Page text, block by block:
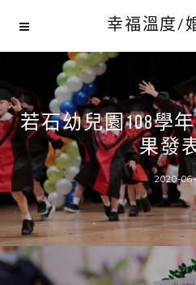
幸福溫度/
若石幼兒園108學
果發
2020-